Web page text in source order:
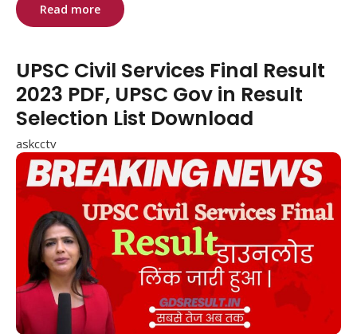
Read more
UPSC Civil Services Final Result
2023 PDF, UPSC Gov in Result
Selection List Download
askcctv